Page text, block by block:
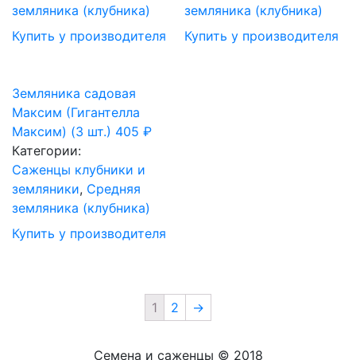
земляника (клубника)
Купить у производителя
земляника (клубника)
Купить у производителя
Земляника садовая
Максим (Гигантелла
Максим) (3 шт.) 405 ₽
Категории:
Саженцы клубники и
земляники, Средняя
земляника (клубника)
Купить у производителя
1 2 →
Семена и саженцы © 2018